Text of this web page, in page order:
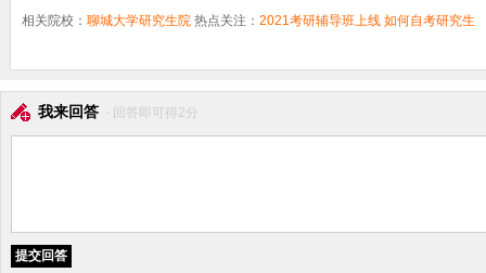
相关院校： 聊城大学研究生院 热点关注： 2021考研辅导班上线 如何自考研究生
我来回答 - 回答即可得2分